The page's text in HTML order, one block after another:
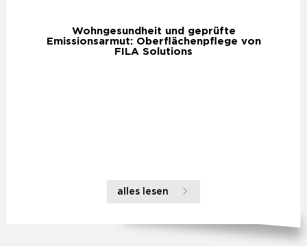
Wohngesundheit und geprüfte
Emissionsarmut: Oberflächenpflege von
FILA Solutions
alles lesen